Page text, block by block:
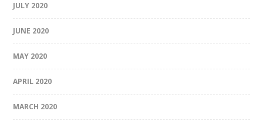
JULY 2020
JUNE 2020
MAY 2020
APRIL 2020
MARCH 2020